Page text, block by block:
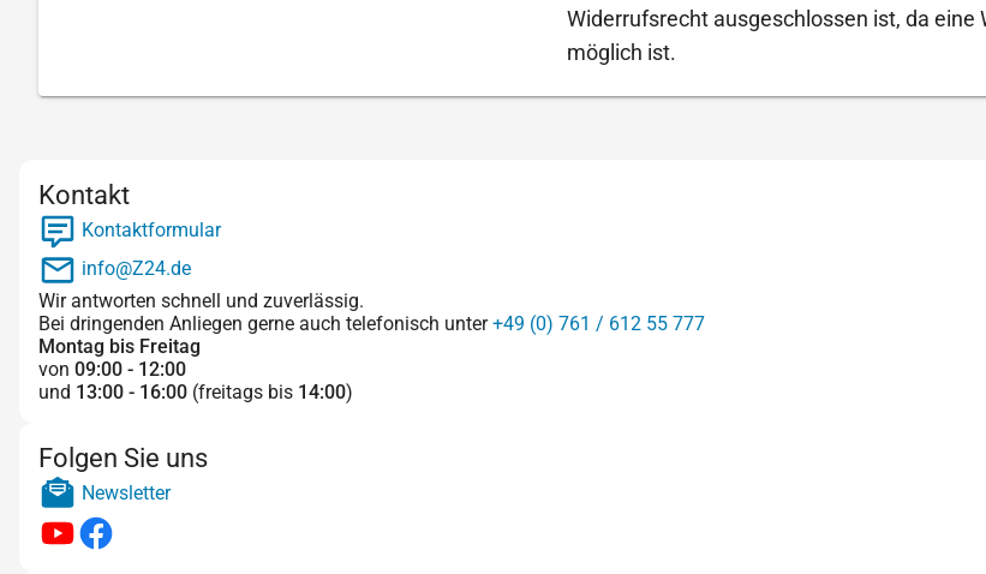
Widerrufsrecht ausgeschlossen ist, da eine
möglich ist.
Kontakt
Kontaktformular
info@Z24.de
Wir antworten schnell und zuverlässig.
Bei dringenden Anliegen gerne auch telefonisch unter+49 (0) 761 / 612 55 777
Montag bis Freitag
von 09:00 - 12:00
und 13:00 - 16:00 (freitags bis 14:00)
Folgen Sie uns
Newsletter